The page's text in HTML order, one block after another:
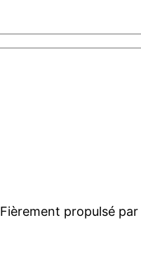
Fièrement propulsé par